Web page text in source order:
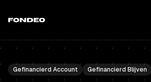
Gefinancierd Account Gefinancierd Blijven